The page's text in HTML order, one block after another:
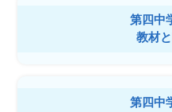
第四中
教材
第四中